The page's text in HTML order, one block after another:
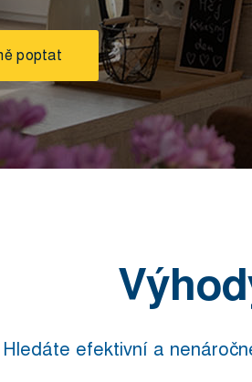
poptat
Hledáte efektivní a